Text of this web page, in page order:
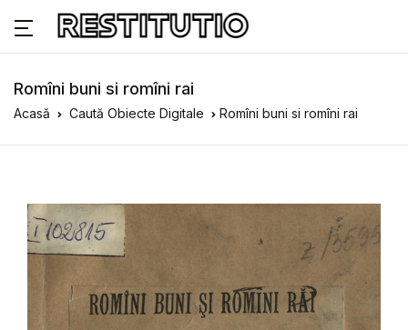
Romîni buni si romîni rai
Acasă Caută Obiecte Digitale Romîni buni si romîni rai